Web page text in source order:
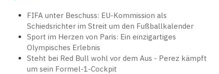
FIFA unter Beschuss: EU-Kommission als
Schiedsrichter im Streit um den Fußballkalender
Sport im Herzen von Paris: Ein einzigartiges
Olympisches Erlebnis
Steht bei Red Bull wohl vor dem Aus - Perez kämpft
um sein Formel-1-Cockpit